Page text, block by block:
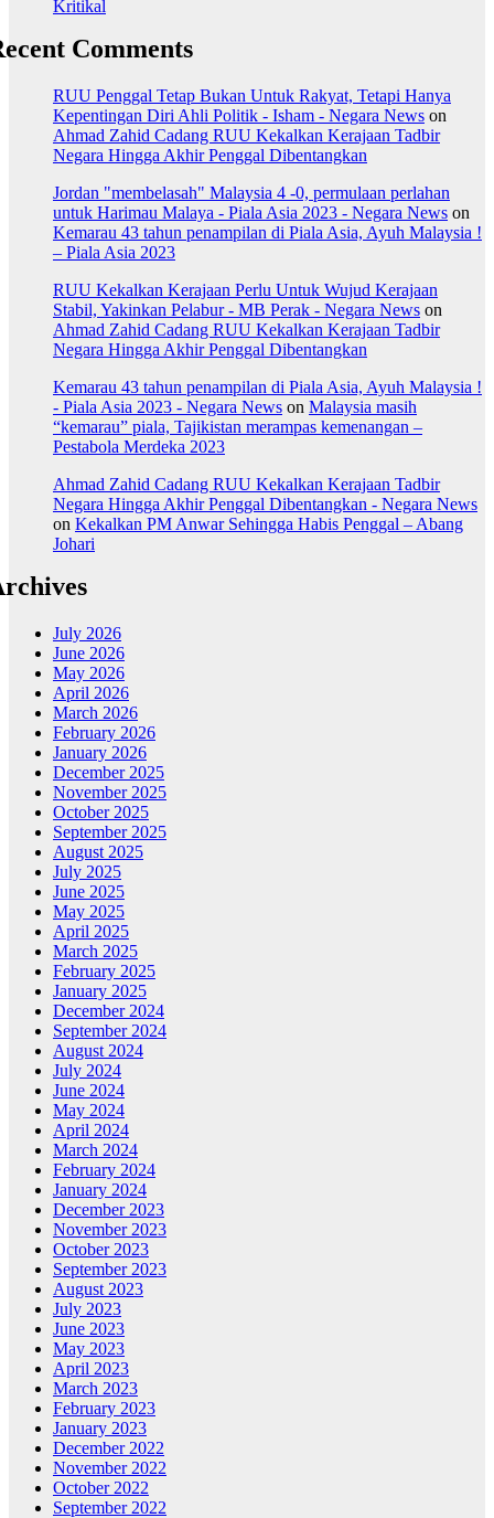
Kritikal
Comments
RUU Penggal Tetap Bukan Untuk Rakyat, Tetapi Hanya
Kepentingan Diri Ahli Politik - Isham - Negara News on
Ahmad Zahid Cadang RUU Kekalkan Kerajaan Tadbir
Negara Hingga Akhir Penggal Dibentangkan
Jordan "membelasah" Malaysia 4 -0, permulaan perlahan
untuk Harimau Malaya - Piala Asia 2023 - Negara News on
Kemarau 43 tahun penampilan di Piala Asia, Ayuh Malaysia !
– Piala Asia 2023
RUU Kekalkan Kerajaan Perlu Untuk Wujud Kerajaan
Stabil, Yakinkan Pelabur - MB Perak - Negara News on
Ahmad Zahid Cadang RUU Kekalkan Kerajaan Tadbir
Negara Hingga Akhir Penggal Dibentangkan
Kemarau 43 tahun penampilan di Piala Asia, Ayuh Malaysia !
- Piala Asia 2023 - Negara News on Malaysia masih
“kemarau” piala, Tajikistan merampas kemenangan –
Pestabola Merdeka 2023
Ahmad Zahid Cadang RUU Kekalkan Kerajaan Tadbir
Negara Hingga Akhir Penggal Dibentangkan - Negara News
on Kekalkan PM Anwar Sehingga Habis Penggal – Abang
Johari
July 2026
June 2026
May 2026
April 2026
March 2026
February 2026
January 2026
December 2025
November 2025
October 2025
September 2025
August 2025
July 2025
June 2025
May 2025
April 2025
March 2025
February 2025
January 2025
December 2024
September 2024
August 2024
July 2024
June 2024
May 2024
April 2024
March 2024
February 2024
January 2024
December 2023
November 2023
October 2023
September 2023
August 2023
July 2023
June 2023
May 2023
April 2023
March 2023
February 2023
January 2023
December 2022
November 2022
October 2022
September 2022